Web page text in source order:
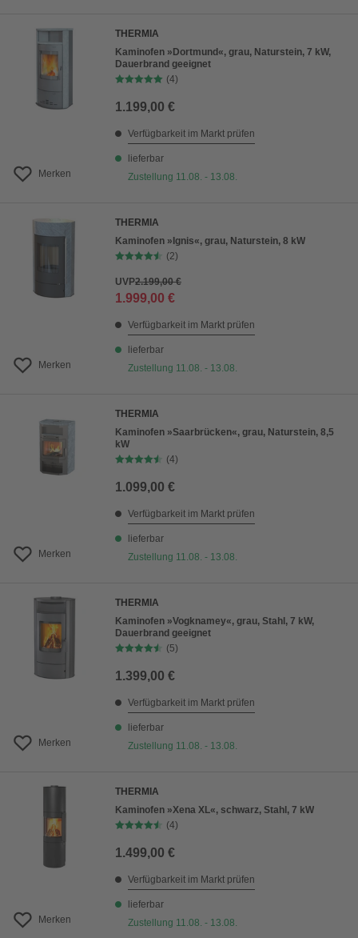
Merken
THERMIA
Kaminofen »Dortmund«, grau, Naturstein, 7 kW,
Dauerbrand geeignet
(4)
1.199,00 €
Verfügbarkeit im Markt prüfen
lieferbar
Zustellung 11.08. - 13.08.
Merken
THERMIA
Kaminofen »Ignis«, grau, Naturstein, 8 kW
(2)
UVP2.199,00 €
1.999,00 €
Verfügbarkeit im Markt prüfen
lieferbar
Zustellung 11.08. - 13.08.
Merken
THERMIA
Kaminofen »Saarbrücken«, grau, Naturstein, 8,5
kW
(4)
1.099,00 €
Verfügbarkeit im Markt prüfen
lieferbar
Zustellung 11.08. - 13.08.
Merken
THERMIA
Kaminofen »Vogknamey«, grau, Stahl, 7 kW,
Dauerbrand geeignet
(5)
1.399,00 €
Verfügbarkeit im Markt prüfen
lieferbar
Zustellung 11.08. - 13.08.
Merken
THERMIA
Kaminofen »Xena XL«, schwarz, Stahl, 7 kW
(4)
1.499,00 €
Verfügbarkeit im Markt prüfen
lieferbar
Zustellung 11.08. - 13.08.